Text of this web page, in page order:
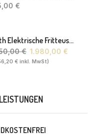
€
North Elektrische Fritteuse FL20. 80 X 70 X 30(46) Cm
€ 1.980,00 €
€ inkl. MwSt)